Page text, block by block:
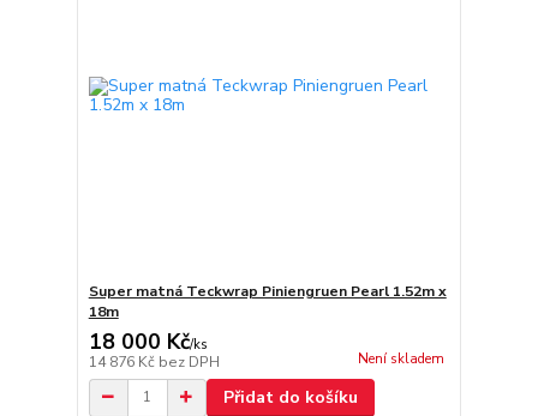
Super matná Teckwrap Piniengruen Pearl 1.52m x
18m
18 000 Kč/ks
14 876 Kč bez DPH Není skladem
Přidat do košíku